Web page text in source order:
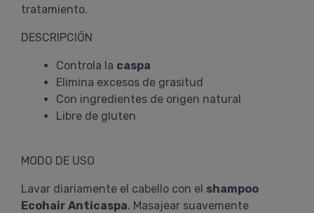
tratamiento.
DESCRIPCIÓN
Controla la caspa
Elimina excesos de grasitud
Con ingredientes de origen natural
Libre de gluten
MODO DE USO
Lavar diariamente el cabello con el shampoo
Ecohair Anticaspa. Masajear suavemente